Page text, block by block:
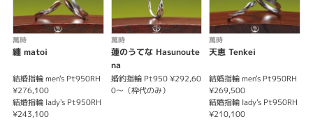
萬時 (ﾏﾝｼﾞ） 集い ～縁交わり集う～
沢山の人々の縁の中で、付き合い、結婚されるカップルの方々の声からうま
れた結婚指輪です。
沢山の人々の縁が中央に集う様を顕しております。
※価格は税込みになります。
（地金はPt950RH・K18WG・K18PG・K18YG単色や、Pt950RH/K18YGの
コンビに変更可能です）
萬時
纏 matoi
結婚指輪 men's Pt950RH
¥276,100
結婚指輪 lady's Pt950RH
¥243,100
萬時
蓮のうてな Hasunoute
na
婚約指輪 Pt950 ¥292,60
0～（枠代のみ）
萬時
天恵 Tenkei
結婚指輪 men's Pt950RH
¥269,500
結婚指輪 lady's Pt950RH
¥210,100